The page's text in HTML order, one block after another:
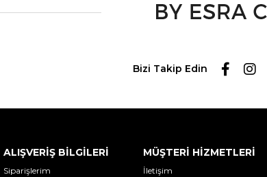
Bizi Takip Edin
ALIŞVERİŞ BİLGİLERİ
Siparişlerim
MÜŞTERİ HİZMETLERİ
İletişim